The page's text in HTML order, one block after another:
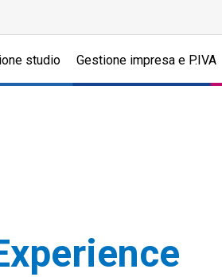
studio Gestione impresa e P.IVA